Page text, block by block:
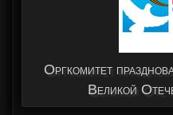
Оргкомитет
Великой